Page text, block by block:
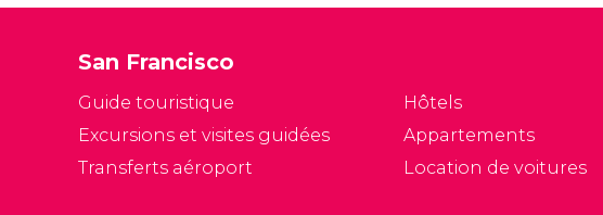
San Francisco
Guide touristique
Excursions et visites guidées
Transferts aéroport
Hôtels
Appartements
Location de voitures